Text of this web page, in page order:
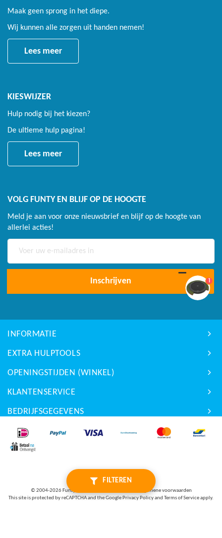
FILTEREN
Maak geen sprong in het diepe.
Wij kunnen alle zorgen uit handen nemen!
Lees meer
KIESWIJZER
Hulp nodig bij het kiezen?
De ultieme hulp pagina!
Lees meer
VOLG FUNTY EN BLIJF OP DE HOOGTE
Meld je aan voor onze nieuwsbrief en blijf op de hoogte van
allerlei acties!
op
Inschrijven
INFORMATIE
EXTRA HULPTOOLS
OPENINGSTIJDEN (WINKEL)
KLANTENSERVICE
BEDRIJFSGEGEVENS
© 2004-2026 Funty Privacybeleid
Algemene voorwaarden
This site is protected by reCAPTCHA and the Google Privacy Policyand Terms of Serviceapply.
1